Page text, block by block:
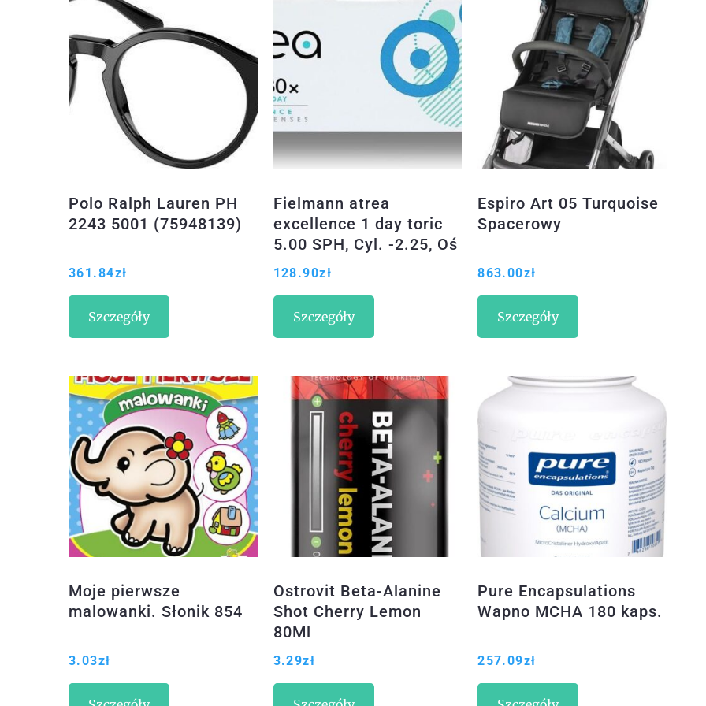
Polo Ralph Lauren PH
2243 5001 (75948139)
361.84zł
Szczegóły
Fielmann atrea
excellence 1 day toric
5.00 SPH, Cyl. -2.25, Oś
20 & BC 8.6 30szt.
128.90zł
Szczegóły
Espiro Art 05 Turquoise
Spacerowy
863.00zł
Szczegóły
Moje pierwsze
malowanki. Słonik 854
3.03zł
Ostrovit Beta-Alanine
Shot Cherry Lemon
80Ml
3.29zł
Pure Encapsulations
Wapno MCHA 180 kaps.
257.09zł